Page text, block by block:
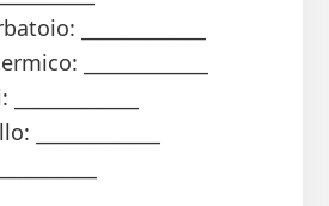
_____________
_____________